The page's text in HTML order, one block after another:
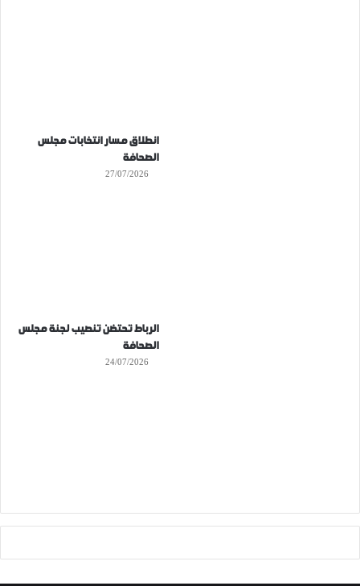
انطلاق مسار انتخابات مجلس
الصحافة
27/07/2026
الرباط تحتضن تنصيب لجنة مجلس
الصحافة
24/07/2026